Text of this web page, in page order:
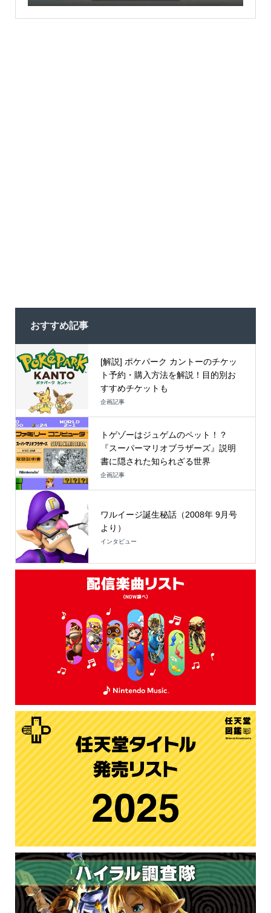
おすすめ記事
[解説] ポケパーク カントーのチケッ
ト予約・購入方法を解説！目的別お
すすめチケットも
企画記事
トゲゾーはジュゲムのペット！？
『スーパーマリオブラザーズ』説明
書に隠された知られざる世界
企画記事
ワルイージ誕生秘話（2008年 9月号
より）
インタビュー